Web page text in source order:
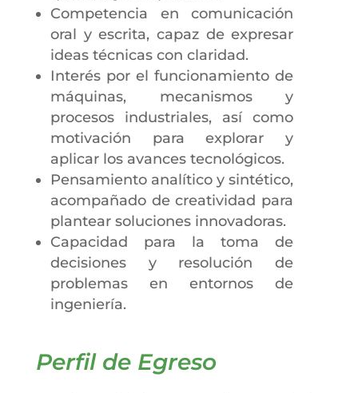
Competencia en comunicación
oral y escrita, capaz de expresar
ideas técnicas con claridad.
Interés por el funcionamiento de
máquinas, mecanismos y
procesos industriales, así como
motivación para explorar y
aplicar los avances tecnológicos.
Pensamiento analítico y sintético,
acompañado de creatividad para
plantear soluciones innovadoras.
Capacidad para la toma de
decisiones y resolución de
problemas en entornos de
ingeniería.
Perfil de Egreso